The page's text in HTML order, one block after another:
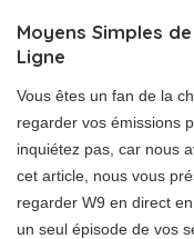
Moyens Simples
Ligne
Vous êtes un fan de la
regarder vos émissions
inquiétez pas, car nous
cet article, nous vous
regarder W9 en direct
un seul épisode de vos